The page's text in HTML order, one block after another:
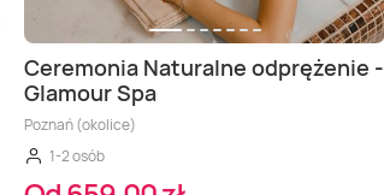
Ceremonia Naturalne odprężenie -
Glamour Spa
Poznań (okolice)
1-2 osób